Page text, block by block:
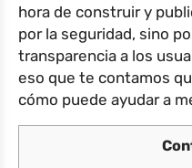
hora de construir y
por la seguridad, sino
transparencia a los
eso que te contamos
cómo puede ayudar a